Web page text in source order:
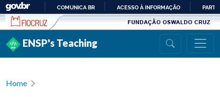
Ir para conteúdo
PARA
COMUNICA BR ACESSO À INFORMAÇÃO
ENSP's Teaching
Home